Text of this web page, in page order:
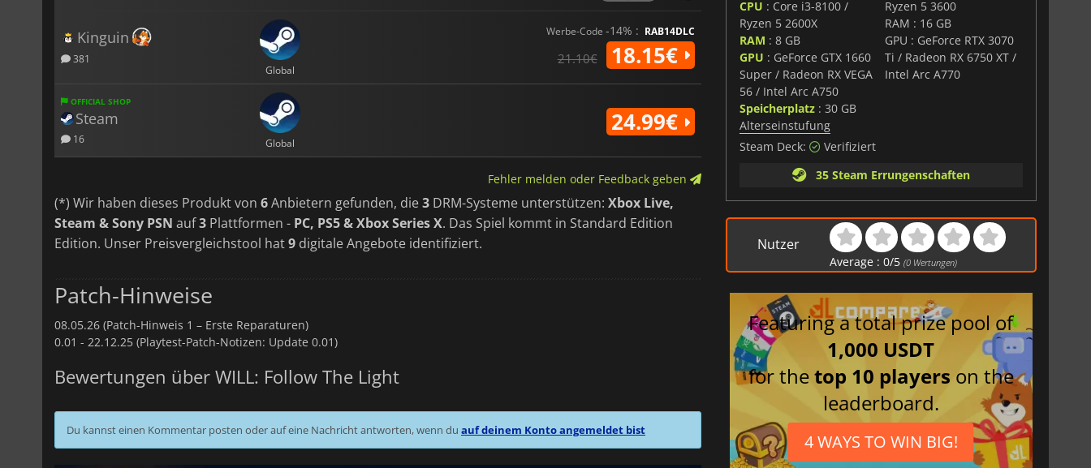
Kinguin
381
Global
Werbe-Code -14% : RAB14DLC
21.10€ 18.15€
OFFICIAL SHOP
Steam
16 Global
24.99€
Fehler melden oder Feedback geben
(*) Wir haben dieses Produkt von 6Anbietern gefunden, die3 DRM-Systeme unterstützen: Xbox Live,
Steam & Sony PSN auf3 Plattformen - PC, PS5 & Xbox Series X. Das Spiel kommt in Standard Edition
Edition. Unser Preisvergleichstool hat9 digitale Angebote identifiziert.
Patch-Hinweise
08.05.26 (Patch-Hinweis 1 – Erste Reparaturen)
0.01 - 22.12.25 (Playtest-Patch-Notizen: Update 0.01)
Bewertungen über WILL: Follow The Light
Du kannst einen Kommentar posten oder auf eine Nachricht antworten, wenn du auf deinem Konto angemeldet bist
CPU : Core i3-8100 /
Ryzen 5 2600X
RAM : 8 GB
GPU : GeForce GTX 1660
Super / Radeon RX VEGA
56 / Intel Arc A750
Speicherplatz: 30 GB
Ryzen 5 3600
RAM : 16 GB
GPU : GeForce RTX 3070
Ti / Radeon RX 6750 XT /
Intel Arc A770
Alterseinstufung
Steam Deck:
Verifiziert
35 Steam Errungenschaften
Nutzer
Average :0/5 (0 Wertungen)
Featuring a total prize pool of
1,000 USDT
for thetop 10 players on the
leaderboard.
4 WAYS TO WIN BIG!